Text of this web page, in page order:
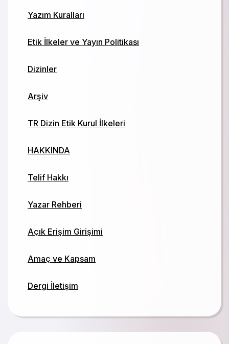
Yazım Kuralları
Etik İlkeler ve Yayın Politikası
Dizinler
Arşiv
TR Dizin Etik Kurul İlkeleri
HAKKINDA
Telif Hakkı
Yazar Rehberi
Açık Erişim Girişimi
Amaç ve Kapsam
Dergi İletişim